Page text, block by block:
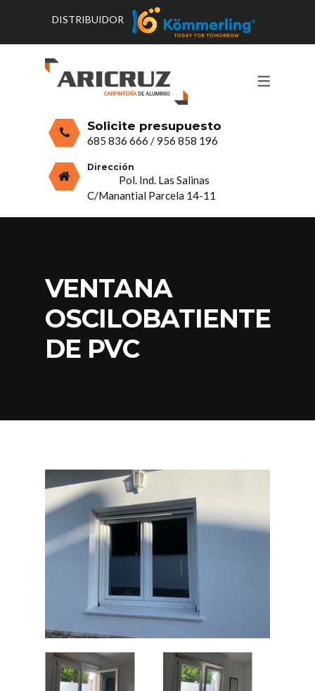
PRODUCTOS
PUERTAS, VENTANAS Y
CERRAMIENTOS, PORCHES Y TECHOS
ALUMINIO
CONTACTO Y HORARIOS
PRESUPUESTO
DISTRIBUIDOR
Solicite presupuesto
685 836 666 /956 858 196
Dirección
Pol. Ind. Las Salinas
C/Manantial Parcela 14-11
VENTANA
OSCILOBATIENTE
DE PVC